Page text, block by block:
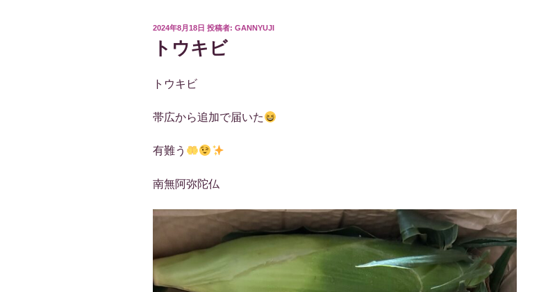
投
日:
2024年8月18日 投稿者: GANNYUJI
トウキビ
トウキビ
帯広から追加で届いた
有難う
南無阿弥陀仏